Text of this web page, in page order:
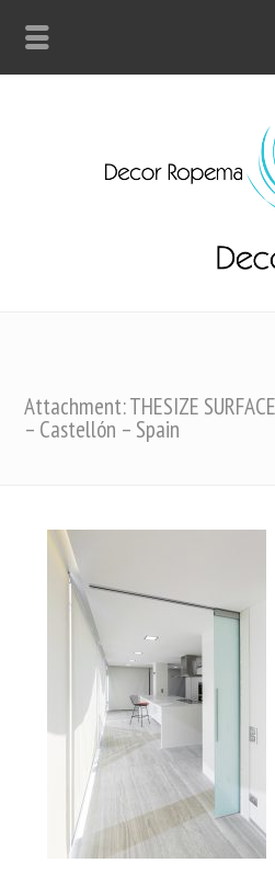
Attachment: THESIZE
– Castellón – Spain